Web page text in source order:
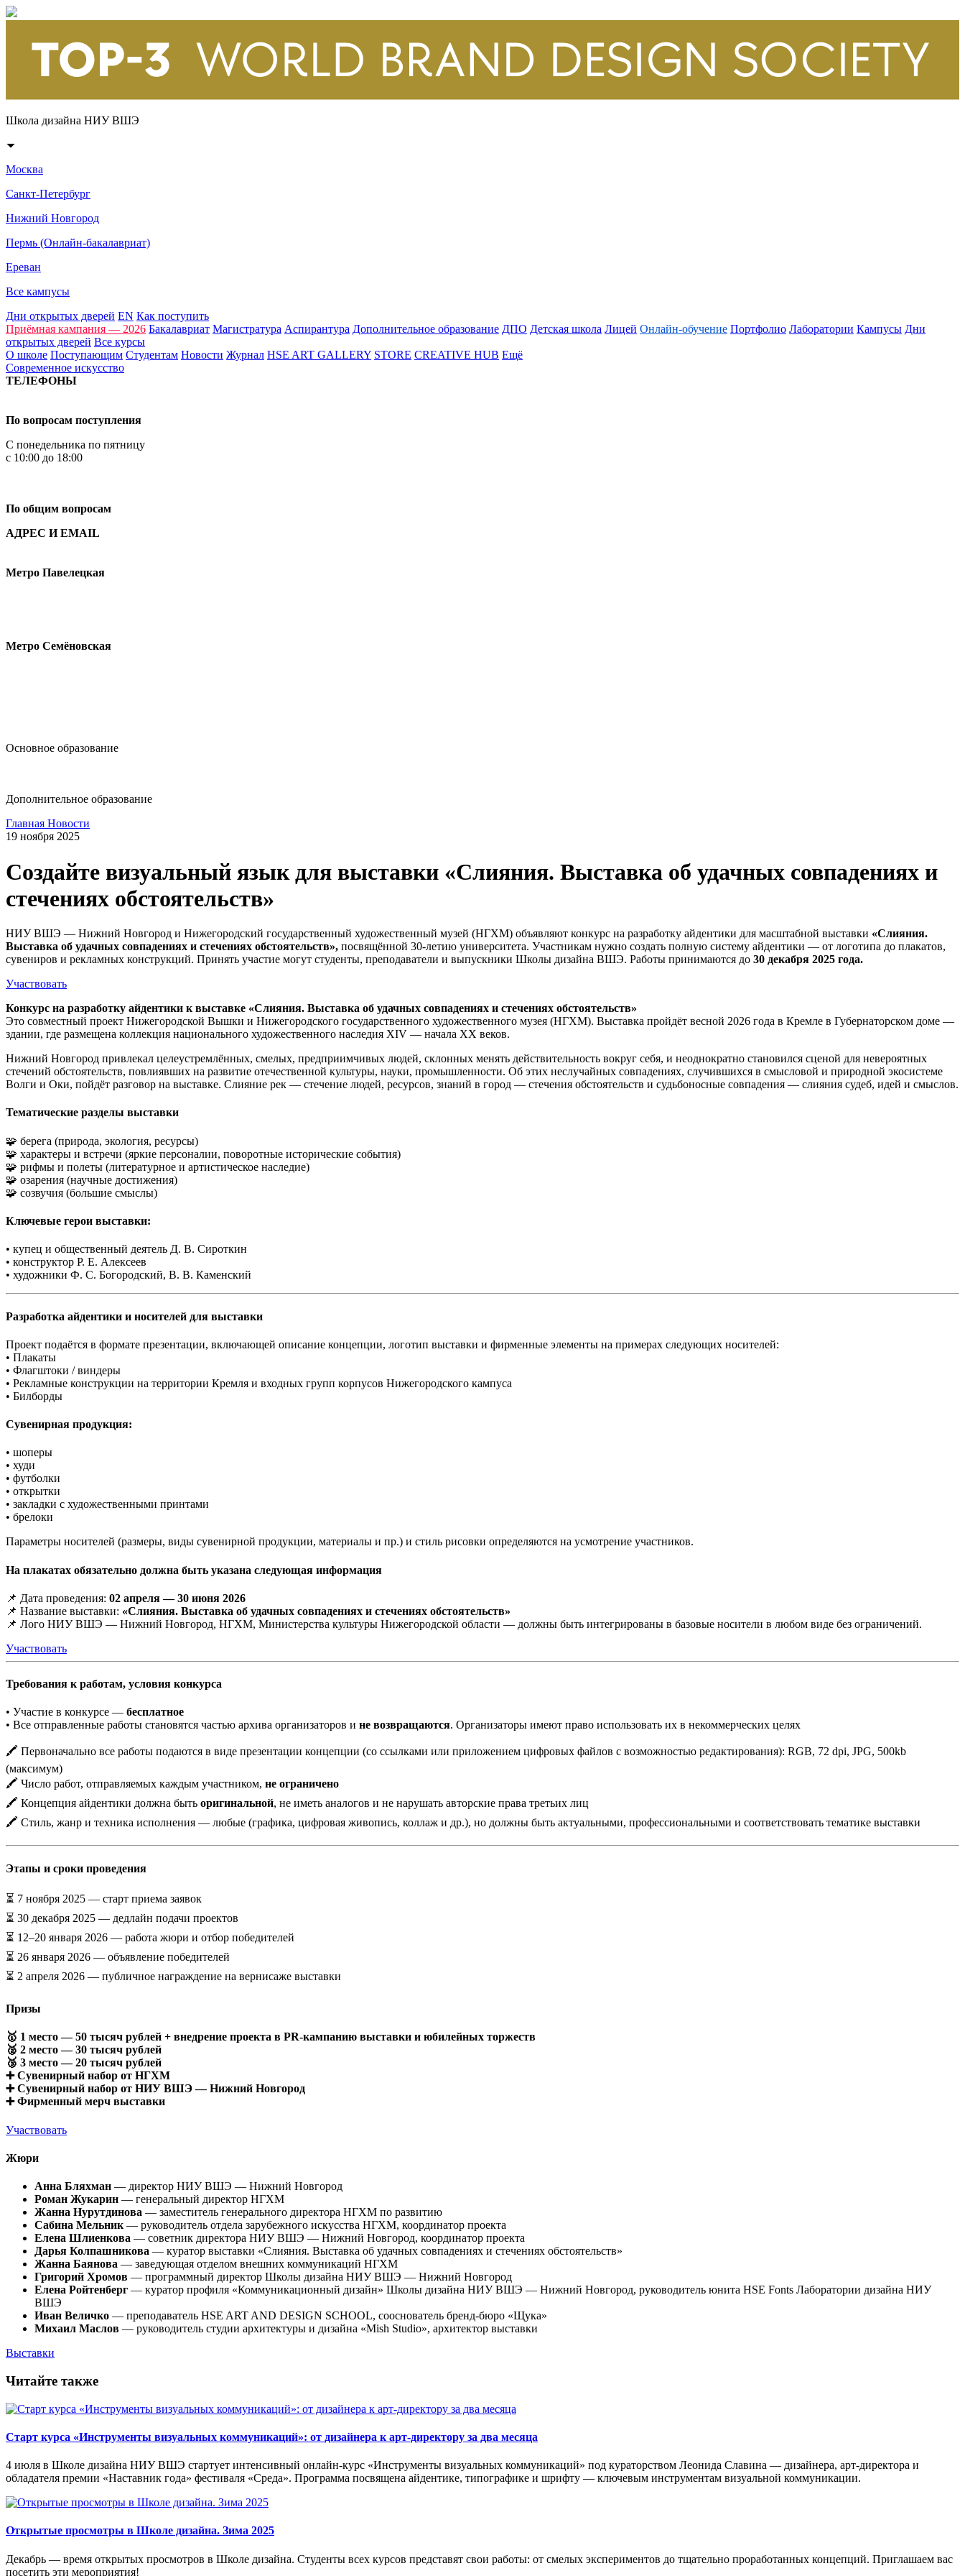
Школа дизайна НИУ ВШЭ
Москва
Санкт-Петербург
Нижний Новгород
Пермь (Онлайн-бакалавриат)
Ереван
Все кампусы
Дни открытых дверей EN Как поступить
Приёмная кампания — 2026 Бакалавриат Магистратура Аспирантура Дополнительное образование ДПО Детская школа Лицей Онлайн-обучение Портфолио Лаборатории Кампусы Дни
открытых дверей Все курсы
О школе Поступающим Студентам Новости Журнал HSE ART GALLERY STORE CREATIVE HUB Ещё
Современное искусство
ТЕЛЕФОНЫ
По вопросам поступления
С понедельника по пятницу
с 10:00 до 18:00
По общим вопросам
АДРЕС И EMAIL
Метро Павелецкая
Метро Семёновская
Основное образование
Дополнительное образование
Главная Новости
19 ноября 2025
Создайте визуальный язык для выставки «Слияния. Выставка об удачных совпадениях и
стечениях обстоятельств»
НИУ ВШЭ — Нижний Новгород и Нижегородский государственный художественный музей (НГХМ) объявляют конкурс на разработку айдентики для масштабной выставки «Слияния.
Выставка об удачных совпадениях и стечениях обстоятельств», посвящённой 30-летию университета. Участникам нужно создать полную систему айдентики — от логотипа до плакатов,
сувениров и рекламных конструкций. Принять участие могут студенты, преподаватели и выпускники Школы дизайна ВШЭ. Работы принимаются до 30 декабря 2025 года.
Участвовать
Конкурс на разработку айдентики к выставке «Слияния. Выставка об удачных совпадениях и стечениях обстоятельств»
Это совместный проект Нижегородской Вышки и Нижегородского государственного художественного музея (НГХМ). Выставка пройдёт весной 2026 года в Кремле в Губернаторском доме —
здании, где размещена коллекция национального художественного наследия XIV — начала XX веков.
Нижний Новгород привлекал целеустремлённых, смелых, предприимчивых людей, склонных менять действительность вокруг себя, и неоднократно становился сценой для невероятных
стечений обстоятельств, повлиявших на развитие отечественной культуры, науки, промышленности. Об этих неслучайных совпадениях, случившихся в смысловой и природной экосистеме
Волги и Оки, пойдёт разговор на выставке. Слияние рек — стечение людей, ресурсов, знаний в город — стечения обстоятельств и судьбоносные совпадения — слияния судеб, идей и смыслов.
Тематические разделы выставки
🧩 берега (природа, экология, ресурсы)
🧩 характеры и встречи (яркие персоналии, поворотные исторические события)
🧩 рифмы и полеты (литературное и артистическое наследие)
🧩 озарения (научные достижения)
🧩 созвучия (большие смыслы)
Ключевые герои выставки:
• купец и общественный деятель Д. В. Сироткин
• конструктор Р. Е. Алексеев
• художники Ф. С. Богородский, В. В. Каменский
Разработка айдентики и носителей для выставки
Проект подаётся в формате презентации, включающей описание концепции, логотип выставки и фирменные элементы на примерах следующих носителей:
• Плакаты
• Флагштоки / виндеры
• Рекламные конструкции на территории Кремля и входных групп корпусов Нижегородского кампуса
• Билборды
Сувенирная продукция:
• шоперы
• худи
• футболки
• открытки
• закладки с художественными принтами
• брелоки
Параметры носителей (размеры, виды сувенирной продукции, материалы и пр.) и стиль рисовки определяются на усмотрение участников.
На плакатах обязательно должна быть указана следующая информация
📌 Дата проведения: 02 апреля — 30 июня 2026
📌 Название выставки: «Слияния. Выставка об удачных совпадениях и стечениях обстоятельств»
📌 Лого НИУ ВШЭ — Нижний Новгород, НГХМ, Министерства культуры Нижегородской области — должны быть интегрированы в базовые носители в любом виде без ограничений.
Участвовать
Требования к работам, условия конкурса
• Участие в конкурсе — бесплатное
• Все отправленные работы становятся частью архива организаторов и не возвращаются. Организаторы имеют право использовать их в некоммерческих целях
🖍️ Первоначально все работы подаются в виде презентации концепции (со ссылками или приложением цифровых файлов с возможностью редактирования): RGB, 72 dpi, JPG, 500kb
(максимум)
🖍️ Число работ, отправляемых каждым участником, не ограничено
🖍️ Концепция айдентики должна быть оригинальной, не иметь аналогов и не нарушать авторские права третьих лиц
🖍️ Стиль, жанр и техника исполнения — любые (графика, цифровая живопись, коллаж и др.), но должны быть актуальными, профессиональными и соответствовать тематике выставки
Этапы и сроки проведения
⏳ 7 ноября 2025 — старт приема заявок
⏳ 30 декабря 2025 — дедлайн подачи проектов
⏳ 12–20 января 2026 — работа жюри и отбор победителей
⏳ 26 января 2026 — объявление победителей
⏳ 2 апреля 2026 — публичное награждение на вернисаже выставки
Призы
🥇 1 место— 50 тысяч рублей + внедрение проекта в PR-кампанию выставки и юбилейных торжеств
🥈 2 место— 30 тысяч рублей
🥉 3 место— 20 тысяч рублей
➕ Сувенирный набор от НГХМ
➕ Сувенирный набор от НИУ ВШЭ — Нижний Новгород
➕ Фирменный мерч выставки
Участвовать
Жюри
Анна Бляхман — директор НИУ ВШЭ — Нижний Новгород
Роман Жукарин — генеральный директор НГХМ
Жанна Нурутдинова — заместитель генерального директора НГХМ по развитию
Сабина Мельник — руководитель отдела зарубежного искусства НГХМ, координатор проекта
Елена Шлиенкова — советник директора НИУ ВШЭ — Нижний Новгород, координатор проекта
Дарья Колпашникова — куратор выставки «Слияния. Выставка об удачных совпадениях и стечениях обстоятельств»
Жанна Баянова — заведующая отделом внешних коммуникаций НГХМ
Григорий Хромов — программный директор Школы дизайна НИУ ВШЭ — Нижний Новгород
Елена Ройтенберг — куратор профиля «Коммуникационный дизайн» Школы дизайна НИУ ВШЭ — Нижний Новгород, руководитель юнита HSE Fonts Лаборатории дизайна НИУ
ВШЭ
Иван Величко — преподаватель HSE ART AND DESIGN SCHOOL, сооснователь бренд-бюро «Щука»
Михаил Маслов — руководитель студии архитектуры и дизайна «Mish Studio», архитектор выставки
Выставки
Читайте также
Старт курса «Инструменты визуальных коммуникаций»: от дизайнера к арт-директору за два месяца
4 июля в Школе дизайна НИУ ВШЭ стартует интенсивный онлайн-курс «Инструменты визуальных коммуникаций» под кураторством Леонида Славина — дизайнера, арт-директора и
обладателя премии «Наставник года» фестиваля «Среда». Программа посвящена айдентике, типографике и шрифту — ключевым инструментам визуальной коммуникации.
Открытые просмотры в Школе дизайна. Зима 2025
Декабрь — время открытых просмотров в Школе дизайна. Студенты всех курсов представят свои работы: от смелых экспериментов до тщательно проработанных концепций. Приглашаем вас
посетить эти мероприятия!